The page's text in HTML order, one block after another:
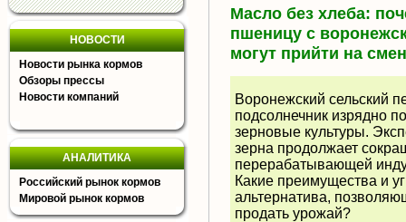
НОВОСТИ
Новости рынка кормов
Обзоры прессы
Новости компаний
АНАЛИТИКА
Российский рынок кормов
Мировой рынок кормов
Масло без хлеба:
пшеницу с
могут прийти на
Воронежский сельский
подсолнечник изрядно
зерновые культуры.
зерна продолжает
перерабатывающей
Какие преимущества и
альтернатива,
продать урожай?